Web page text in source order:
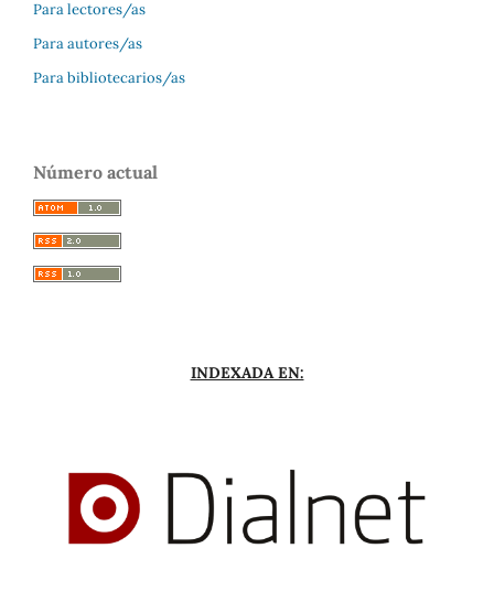
Para lectores/as
Para autores/as
Para bibliotecarios/as
Número actual
INDEXADA EN: